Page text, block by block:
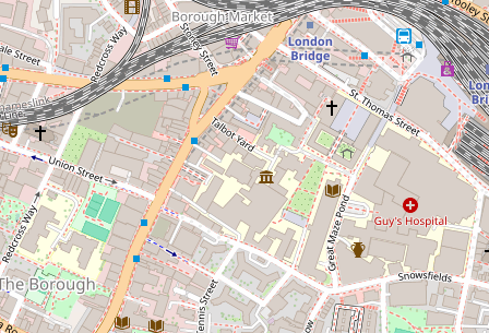
Trolli
Zure
Gloeiwormen
1 kilo
€10,95